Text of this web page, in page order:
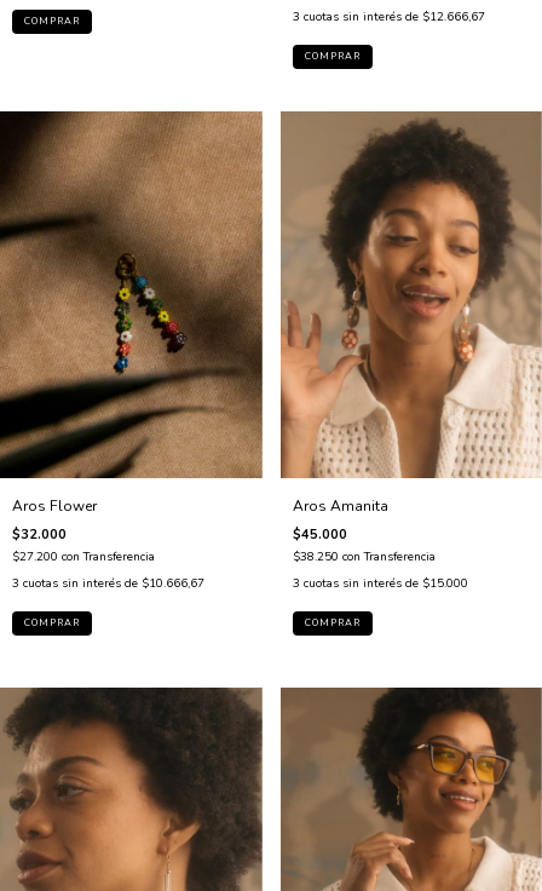
3 cuotas sin interés de $12.666,67
COMPRAR
Aros Flower
$32.000
$27.200 con Transferencia
3 cuotas sin interés de $10.666,67
Aros Amanita
$45.000
$38.250 con Transferencia
3 cuotas sin interés de $15.000